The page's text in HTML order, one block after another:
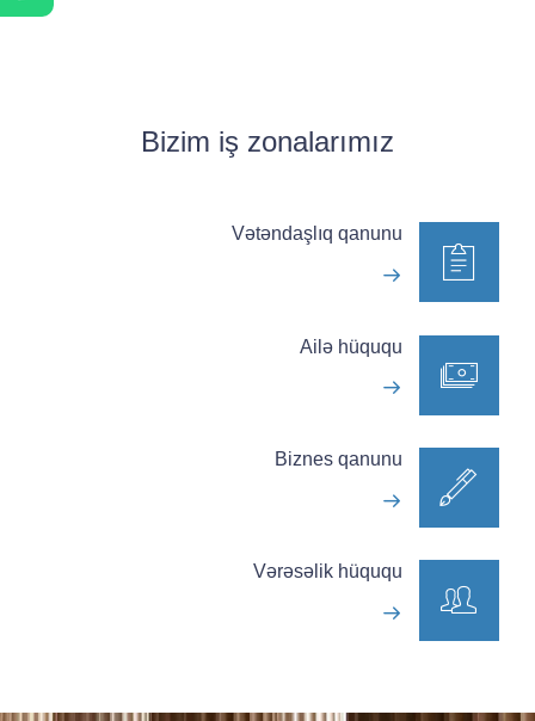
Bizim iş zonalarımız
Vətəndaşlıq qanunu
Ailə hüququ
Biznes qanunu
Vərəsəlik hüququ